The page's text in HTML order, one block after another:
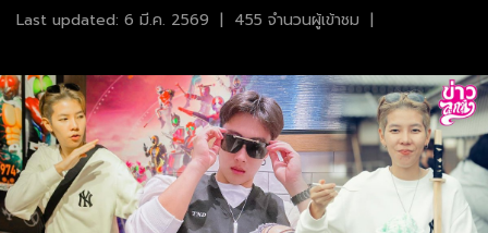
Last updated: 6 มี.ค. 2569 | 455 จำนวนผู้เข้าชม |